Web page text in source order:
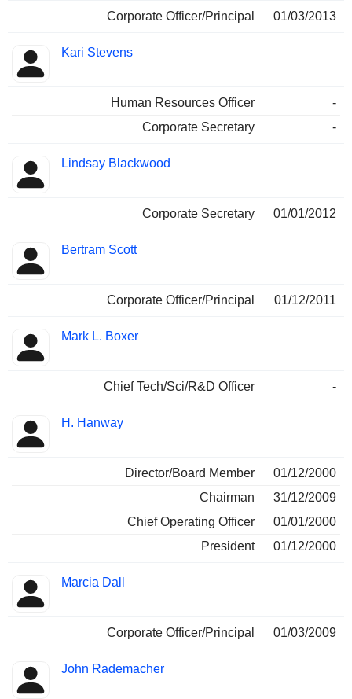
Corporate Officer/Principal 01/03/2013
Kari Stevens
Human Resources Officer
-
Corporate Secretary
-
Lindsay Blackwood
Corporate Secretary 01/01/2012
Bertram Scott
Corporate Officer/Principal 01/12/2011
Mark L. Boxer
Chief Tech/Sci/R&D Officer -
H. Hanway
Director/Board Member
01/12/2000
Chairman
31/12/2009
Chief Operating Officer
01/01/2000
President
01/12/2000
Marcia Dall
Corporate Officer/Principal 01/03/2009
John Rademacher